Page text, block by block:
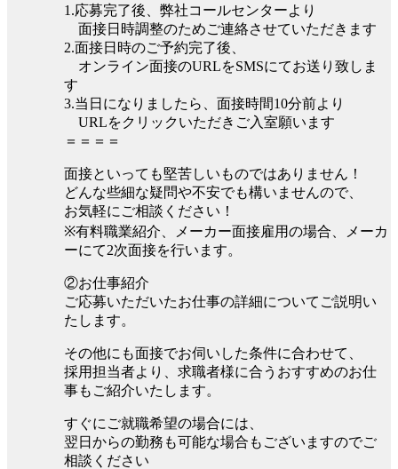
1.応募完了後、弊社コールセンターより
面接日時調整のためご連絡させていただきます
2.面接日時のご予約完了後、
オンライン面接のURLをSMSにてお送り致しま
す
3.当日になりましたら、面接時間10分前より
URLをクリックいただきご入室願います
＝＝＝＝
面接といっても堅苦しいものではありません！
どんな些細な疑問や不安でも構いませんので、
お気軽にご相談ください！
※有料職業紹介、メーカー面接雇用の場合、メーカ
ーにて2次面接を行います。
②お仕事紹介
ご応募いただいたお仕事の詳細についてご説明い
たします。
その他にも面接でお伺いした条件に合わせて、
採用担当者より、求職者様に合うおすすめのお仕
事もご紹介いたします。
すぐにご就職希望の場合には、
翌日からの勤務も可能な場合もございますのでご
相談ください